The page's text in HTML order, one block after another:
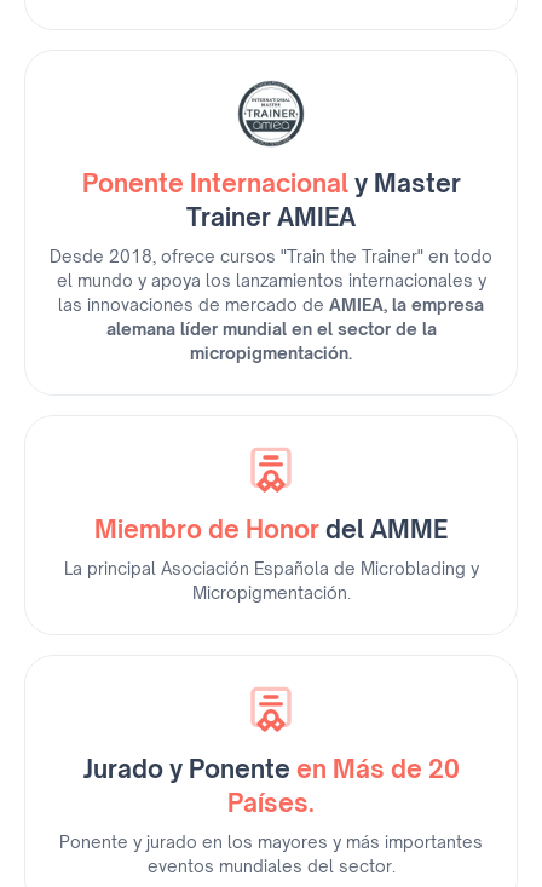
Ponente Internacionaly Master
Trainer AMIEA
Desde 2018, ofrece cursos "Train the Trainer" en todo
el mundo y apoya los lanzamientos internacionales y
las innovaciones de mercado de AMIEA, la empresa
alemana líder mundial en el sector de la
micropigmentación.
Miembro de Honor del AMME
La principal Asociación Española de Microblading y
Micropigmentación.
Jurado y Ponente en Más de 20
Países.
Ponente y jurado en los mayores y más importantes
eventos mundiales del sector.